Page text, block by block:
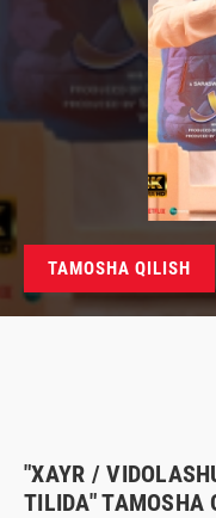
TAMOSHA QILISH
"XAYR /
TILIDA" TAMOSHA